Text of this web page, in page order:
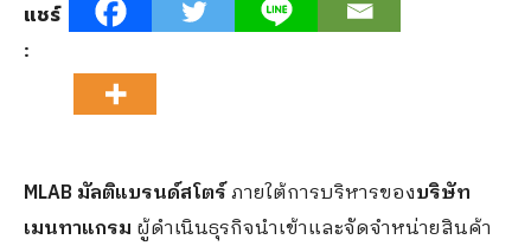
แชร์
:
MLAB มัลติแบรนด์สโตร์ภายใต้การบริหารของบริษัท
เมนทาแกรม ผู้ดำเนินธุรกิจนำเข้าและจัดจำหน่ายสินค้า